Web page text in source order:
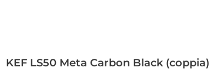
KEF LS50 Meta Carbon Black (coppia)